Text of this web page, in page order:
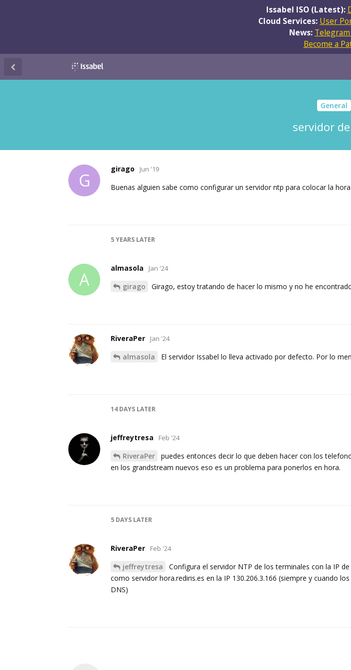
Issabel ISO (Latest):
Cloud Services: User
News:
Become a
General
servidor
G
girago Jun '19
Buenas alguien sabe como configurar un servidor ntp para colocar la
5 YEARS LATER
A
almasola Jan '24
girago Girago, estoy tratando de hacer lo mismo y no he
RiveraPer Jan '24
almasola El servidor Issabel lo lleva activado por defecto. Por lo
14 DAYS LATER
jeffreytresa Feb '24
RiveraPer
puedes entonces decir lo que deben hacer con los
en los grandstream nuevos eso es un problema para ponerlos en hora.
5 DAYS LATER
RiveraPer Feb '24
jeffreytresa
Configura el servidor NTP de los terminales con la IP
como servidor hora.rediris.es en la IP 130.206.3.166 (siempre y cuando
DNS)